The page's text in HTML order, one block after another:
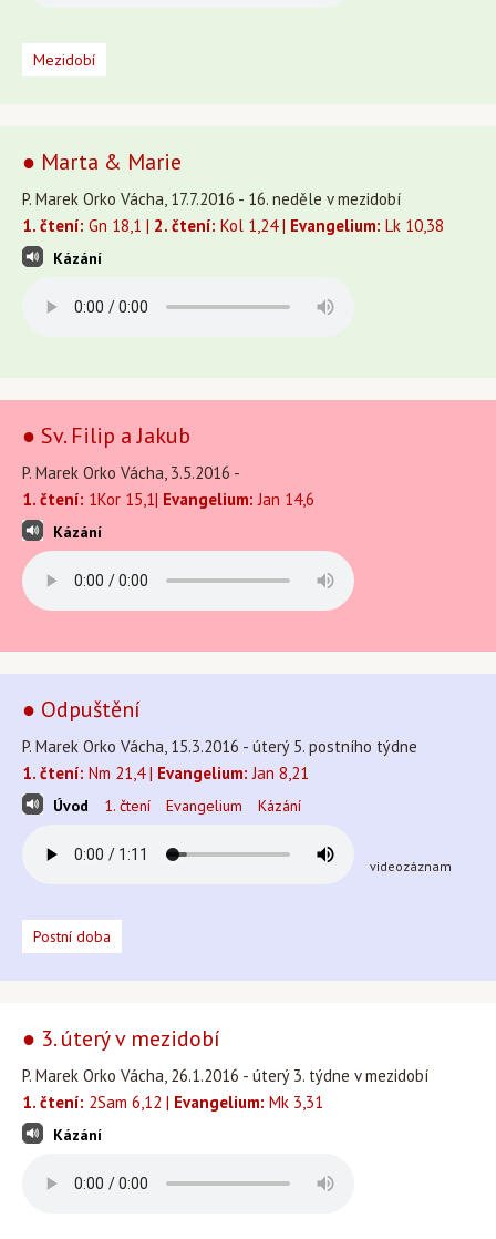
Mezidobí
● Marta & Marie
P. Marek Orko Vácha, 17.7.2016 - 16. neděle v mezidobí
1. čtení: Gn 18,1 | 2. čtení: Kol 1,24 | Evangelium: Lk 10,38
Kázání
● Sv. Filip a Jakub
P. Marek Orko Vácha, 3.5.2016 -
1. čtení: 1Kor 15,1| Evangelium: Jan 14,6
Kázání
● Odpuštění
P. Marek Orko Vácha, 15.3.2016 - úterý 5. postního týdne
1. čtení: Nm 21,4 | Evangelium: Jan 8,21
Úvod 1. čtení Evangelium Kázání
videozáznam
Postní doba
● 3. úterý v mezidobí
P. Marek Orko Vácha, 26.1.2016 - úterý 3. týdne v mezidobí
1. čtení: 2Sam 6,12 | Evangelium: Mk 3,31
Kázání